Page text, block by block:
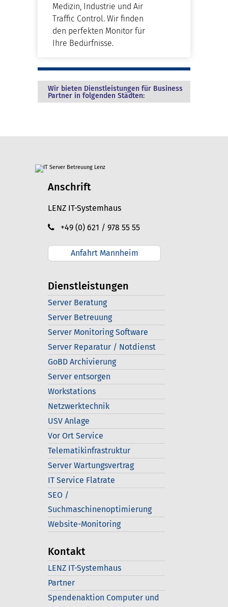
Medizin, Industrie und Air
Traffic Control. Wir finden
den perfekten Monitor für
Ihre Bedürfnisse.
Wir bieten Dienstleistungen für Business
Partner in folgenden Städten:
Anschrift
LENZ IT-Systemhaus
+49 (0) 621 / 978 55 55
Anfahrt Mannheim
Dienstleistungen
Server Beratung
Server Betreuung
Server Monitoring Software
Server Reparatur / Notdienst
GoBD Archivierung
Server entsorgen
Workstations
Netzwerktechnik
USV Anlage
Vor Ort Service
Telematikinfrastruktur
Server Wartungsvertrag
IT Service Flatrate
SEO /
Suchmaschinenoptimierung
Website-Monitoring
Kontakt
LENZ IT-Systemhaus
Partner
Spendenaktion Computer und